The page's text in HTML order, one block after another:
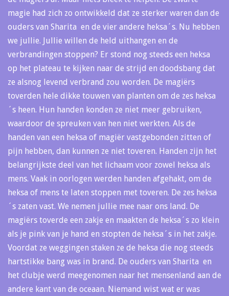
magie had zich zo ontwikkeld dat ze sterker waren dan de
ouders van Sharita en de vier andere heksa´s. Nu hebben
we jullie. Jullie willen de held uithangen en de
verbrandingen stoppen? Er stond nog steeds een heksa
op het plateau te kijken naar de strijd en doodsbang dat
ze alsnog levend verbrand zou worden. De magiërs
toverden hele dikke touwen van planten om de zes heksa
´s heen. Hun handen konden ze niet meer gebruiken,
waardoor de spreuken van hen niet werkten. Als de
handen van een heksa of magiër vastgebonden zitten of
pijn hebben, dan kunnen ze niet toveren. Handen zijn het
belangrijkste deel van het lichaam voor zowel heksa als
mens. Vaak in oorlogen werden handen afgehakt, om de
heksa of mens te laten stoppen met toveren. De zes heksa
´s zaten vast. We nemen jullie mee naar ons land. De
magiërs toverde een zakje en maakten de heksa´s zo klein
als je pink van je hand en stopten de heksa´s in het zakje.
Voordat ze weggingen staken ze de heksa die nog steeds
hartstikke bang was in brand. De ouders van Sharita en
het clubje werd meegenomen naar het mensenland aan de
andere kant van de oceaan. Niemand wist wat er was